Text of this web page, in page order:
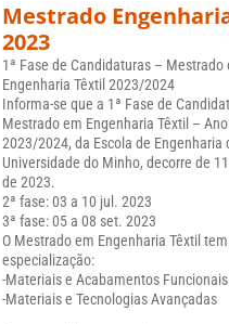
Mestrado
2023
1ª Fase de Candidaturas – Mestrado
Engenharia Têxtil 2023/2024
Informa-se que a 1ª Fase de
Mestrado em Engenharia Têxtil –
2023/2024, da Escola de Engenharia
Universidade do Minho, decorre de
de 2023.
2ª fase: 03 a 10 jul. 2023
3ª fase: 05 a 08 set. 2023
O Mestrado em Engenharia Têxtil
especialização:
-Materiais e Acabamentos Funcionais
-Materiais e Tecnologias Avançadas